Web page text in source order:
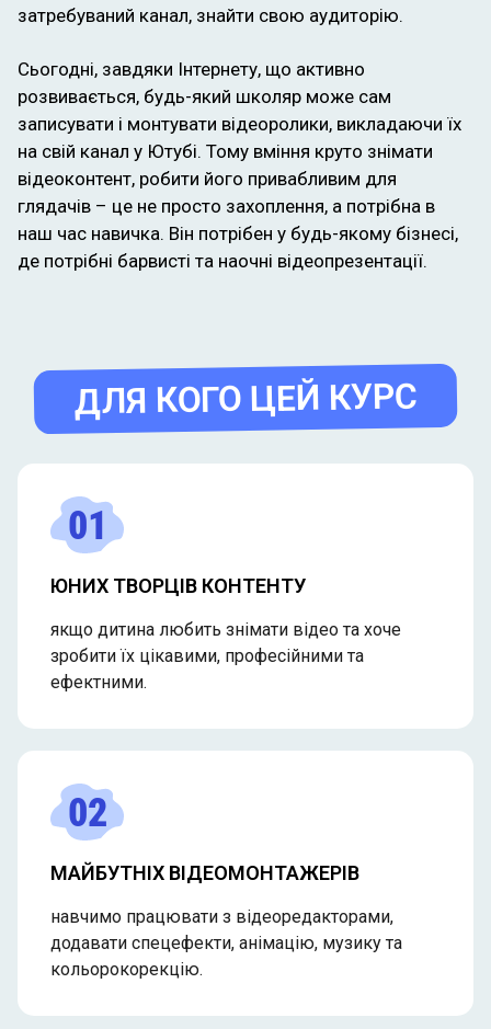
затребуваний канал, знайти свою аудиторію.
Сьогодні, завдяки Інтернету, що активно
розвивається, будь-який школяр може сам
записувати і монтувати відеоролики, викладаючи їх
на свій канал у Ютубі. Тому вміння круто знімати
відеоконтент, робити його привабливим для
глядачів – це не просто захоплення, а потрібна в
наш час навичка. Він потрібен у будь-якому бізнесі,
де потрібні барвисті та наочні відеопрезентації.
ДЛЯ КОГО ЦЕЙ КУРС
01
ЮНИХ ТВОРЦІВ КОНТЕНТУ
якщо дитина любить знімати відео та хоче
зробити їх цікавими, професійними та
ефектними.
02
МАЙБУТНІХ ВІДЕОМОНТАЖЕРІВ
навчимо працювати з відеоредакторами,
додавати спецефекти, анімацію, музику та
кольорокорекцію.